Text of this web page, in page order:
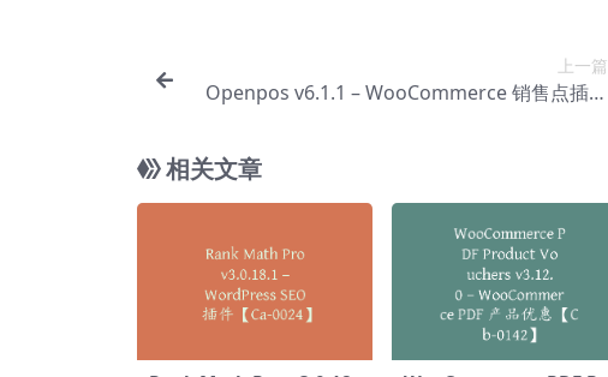
上一篇
Openpos v6.1.1 – WooCommerce 销售点插件
相关文章